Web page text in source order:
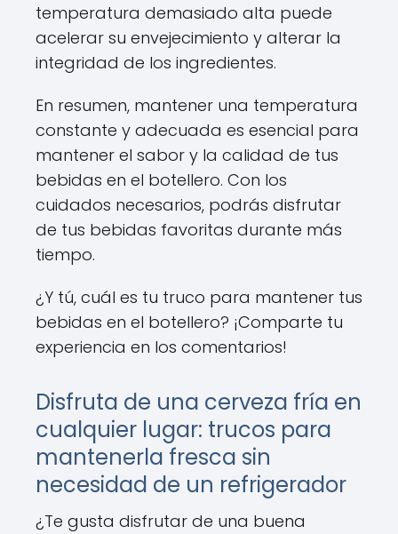
temperatura demasiado alta puede
acelerar su envejecimiento y alterar la
integridad de los ingredientes.
En resumen, mantener una temperatura
constante y adecuada es esencial para
mantener el sabor y la calidad de tus
bebidas en el botellero. Con los
cuidados necesarios, podrás disfrutar
de tus bebidas favoritas durante más
tiempo.
¿Y tú, cuál es tu truco para mantener tus
bebidas en el botellero? ¡Comparte tu
experiencia en los comentarios!
Disfruta de una cerveza fría en
cualquier lugar: trucos para
mantenerla fresca sin
necesidad de un refrigerador
¿Te gusta disfrutar de una buena